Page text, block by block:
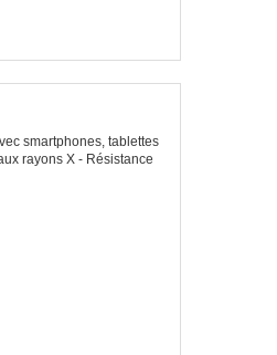
smartphones, tablettes
rayons X - Résistance